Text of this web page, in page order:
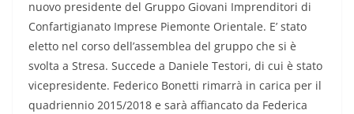
nuovo presidente del Gruppo Giovani Imprenditori di
Confartigianato Imprese Piemonte Orientale. E’ stato
eletto nel corso dell’assemblea del gruppo che si è
svolta a Stresa. Succede a Daniele Testori, di cui è stato
vicepresidente. Federico Bonetti rimarrà in carica per il
quadriennio 2015/2018 e sarà affiancato da Federica